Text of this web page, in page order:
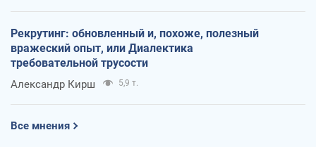
Рекрутинг: обновленный и, похоже, полезный
вражеский опыт, или Диалектика
требовательной трусости
Александр Кирш 5,9 т.
Все мнения